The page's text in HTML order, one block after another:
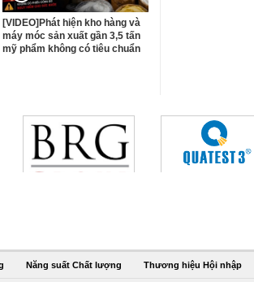
[VIDEO]Phát hiện kho hàng và
máy móc sản xuất gần 3,5 tấn
mỹ phẩm không có tiêu chuẩn
Năng suất Chất lượng Thương hiệu Hội nhập